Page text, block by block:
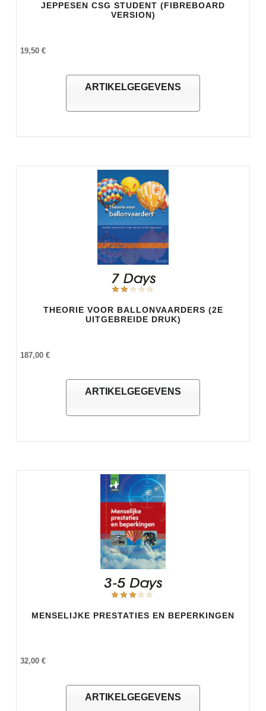
JEPPESEN CSG STUDENT (FIBREBOARD
VERSION)
19,50 €
ARTIKELGEGEVENS
THEORIE VOOR BALLONVAARDERS (2E
UITGEBREIDE DRUK)
187,00 €
ARTIKELGEGEVENS
MENSELIJKE PRESTATIES EN BEPERKINGEN
32,00 €
ARTIKELGEGEVENS